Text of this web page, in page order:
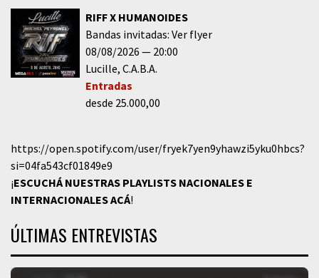
RIFF X HUMANOIDES
Bandas invitadas: Ver flyer
08/08/2026
20:00
Lucille C.A.B.A.
Entradas
desde 25.000,00
https://open.spotify.com/user/fryek7yen9yhawzi5yku0hbcs?
si=04fa543cf01849e9
¡ESCUCHÁ NUESTRAS PLAYLISTS NACIONALES E
INTERNACIONALESACÁ!
ÚLTIMAS ENTREVISTAS